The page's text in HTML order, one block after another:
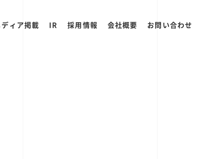
ィア掲載 IR 採用情報 会社概要 お問い合わせ